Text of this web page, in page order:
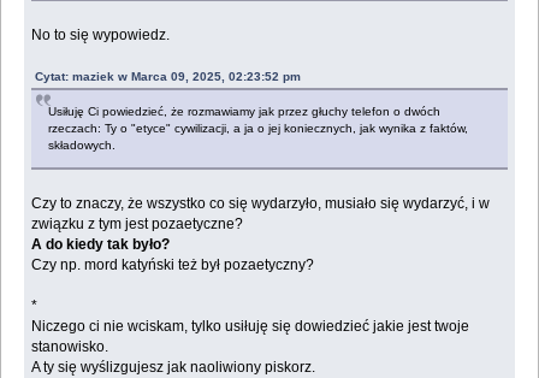
No to się wypowiedz.
Cytat: maziek w Marca 09, 2025, 02:23:52 pm
Usiłuję Ci powiedzieć, że rozmawiamy jak przez głuchy telefon o dwóch
rzeczach: Ty o "etyce" cywilizacji, a ja o jej koniecznych, jak wynika z faktów,
składowych.
Czy to znaczy, że wszystko co się wydarzyło, musiało się wydarzyć, i w
związku z tym jest pozaetyczne?
A do kiedy tak było?
Czy np. mord katyński też był pozaetyczny?
*
Niczego ci nie wciskam, tylko usiłuję się dowiedzieć jakie jest twoje
stanowisko.
A ty się wyślizgujesz jak naoliwiony piskorz.